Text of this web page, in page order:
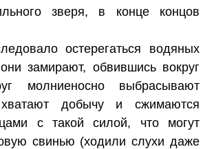
зверя, в конце концов
остерегаться водяных
замирают, обвившись вокруг
молниеносно выбрасывают
добычу и сжимаются
с такой силой, что могут
свинью (ходили слухи даже